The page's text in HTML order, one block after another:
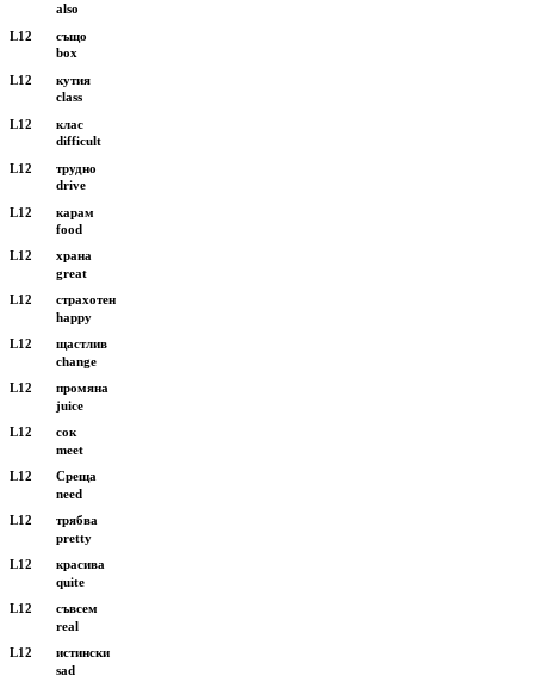
L12
L12
L12
L12
L12
L12
L12
L12
L12
L12
L12
L12
L12
L12
L12
also
box
class
difficult
drive
food
great
happy
change
juice
meet
need
pretty
quite
real
sad
също
кутия
клас
трудно
карам
храна
страхотен
щастлив
промяна
сок
Среща
трябва
красива
съвсем
истински